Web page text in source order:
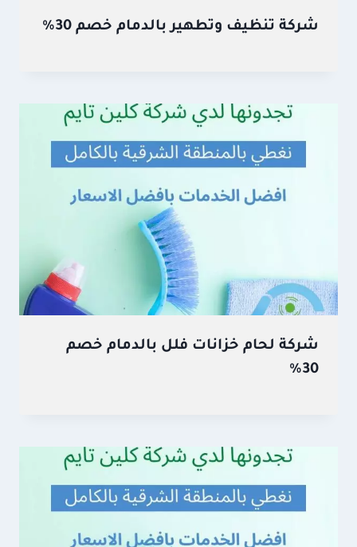
شركة تنظيف وتطهير بالدمام خصم 30%
شركة لحام خزانات فلل بالدمام خصم
30%